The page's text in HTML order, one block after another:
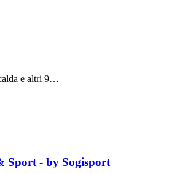
e altri 9…
Sport - by Sogisport